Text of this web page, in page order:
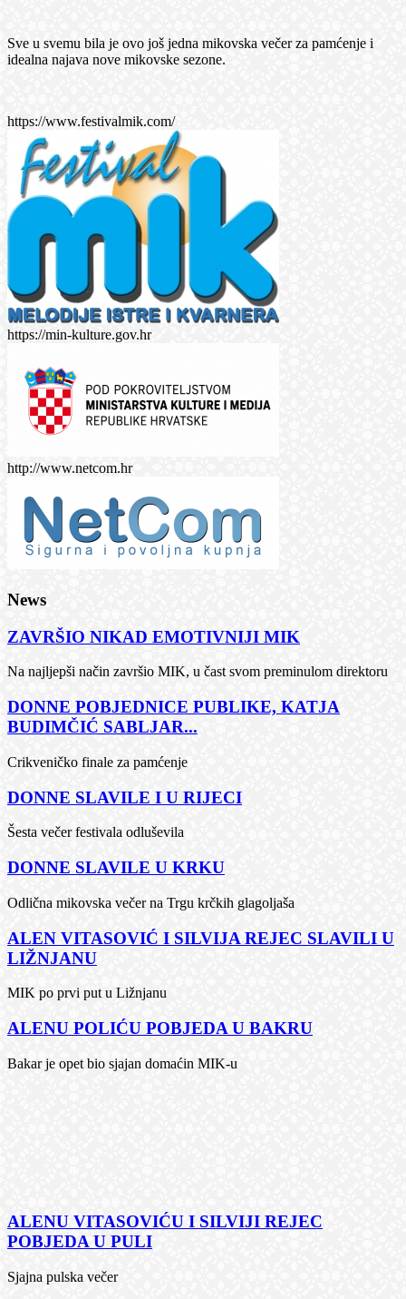
Sve u svemu bila je ovo još jedna mikovska večer za pamćenje i
idealna najava nove mikovske sezone.
https://www.festivalmik.com/
https://min-kulture.gov.hr
http://www.netcom.hr
News
ZAVRŠIO NIKAD EMOTIVNIJI MIK
Na najljepši način završio MIK, u čast svom preminulom direktoru
DONNE POBJEDNICE PUBLIKE, KATJA
BUDIMČIĆ SABLJAR...
Crikveničko finale za pamćenje
DONNE SLAVILE I U RIJECI
Šesta večer festivala odluševila
DONNE SLAVILE U KRKU
Odlična mikovska večer na Trgu krčkih glagoljaša
ALEN VITASOVIĆ I SILVIJA REJEC SLAVILI U
LIŽNJANU
MIK po prvi put u Ližnjanu
ALENU POLIĆU POBJEDA U BAKRU
Bakar je opet bio sjajan domaćin MIK-u
ALENU VITASOVIĆU I SILVIJI REJEC
POBJEDA U PULI
Sjajna pulska večer